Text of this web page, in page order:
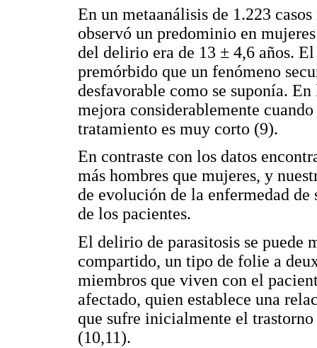
En un metaanálisis de 1.223
observó un predominio en
del delirio era de 13 ± 4,6 años.
premórbido que un fenómeno
desfavorable como se suponía.
mejora considerablemente
tratamiento es muy corto (9).
En contraste con los datos
más hombres que mujeres, y
de evolución de la enfermedad de
de los pacientes.
El delirio de parasitosis se puede
compartido, un tipo de folie a
miembros que viven con el
afectado, quien establece una
que sufre inicialmente el
(10,11).